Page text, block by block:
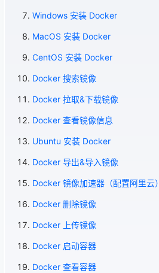
Windows 安装 Docker
MacOS 安装 Docker
CentOS 安装 Docker
Docker 搜索镜像
Docker 拉取&下载镜像
Docker 查看镜像信息
Ubuntu 安装 Docker
Docker 导出&导入镜像
Docker 镜像加速器（配置阿里云）
Docker 删除镜像
Docker 上传镜像
Docker 启动容器
Docker 查看容器